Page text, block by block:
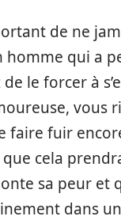
de ne
qui a
de le forcer à
vous
faire fuir
que cela
sa peur et
dans